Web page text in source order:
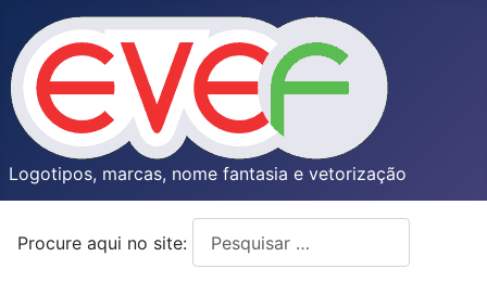
Logotipos, marcas, nome fantasia e vetorização
Procure aqui no site: